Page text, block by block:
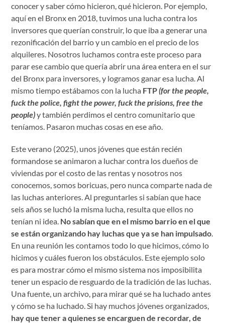
conocer y saber cómo hicieron, qué hicieron. Por ejemplo,
aquí en el Bronx en 2018, tuvimos una lucha contra los
inversores que querían construir, lo que iba a generar una
rezonificación del barrio y un cambio en el precio de los
alquileres. Nosotros luchamos contra este proceso para
parar ese cambio que quería abrir una área entera en el sur
del Bronx para inversores, y logramos ganar esa lucha. Al
mismo tiempo estábamos con la lucha FTP(for the people,
fuck the police, fight the power, fuck the prisions, free the
people)y también perdimos el centro comunitario que
teníamos. Pasaron muchas cosas en ese año.
Este verano (2025), unos jóvenes que están recién
formandose se animaron a luchar contra los dueños de
viviendas por el costo de las rentas y nosotros nos
conocemos, somos boricuas, pero nunca comparte nada de
las luchas anteriores. Al preguntarles si sabían que hace
seis años se luchó la misma lucha, resulta que ellos no
tenían ni idea. No sabían que en el mismo barrio en el que
se están organizando hay luchas que ya se han impulsado
En una reunión les contamos todo lo que hicimos, cómo lo
hicimos y cuáles fueron los obstáculos. Este ejemplo solo
es para mostrar cómo el mismo sistema nos imposibilita
tener un espacio de resguardo de la tradición de las luchas.
Una fuente, un archivo, para mirar qué se ha luchado antes
y cómo se ha luchado. Si hay muchos jóvenes organizados,
hay que tener a quienes se encarguen de recordar, de